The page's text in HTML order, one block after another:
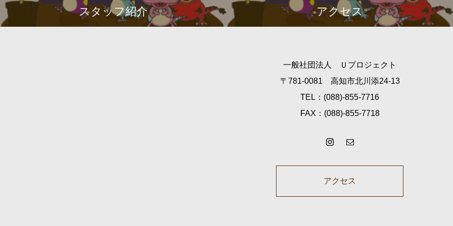
スタッフ紹介 アクセス
一般社団法人 Ｕプロジェクト
〒781-0081 高知市北川添24-13
TEL：(088)-855-7716
FAX：(088)-855-7718
アクセス